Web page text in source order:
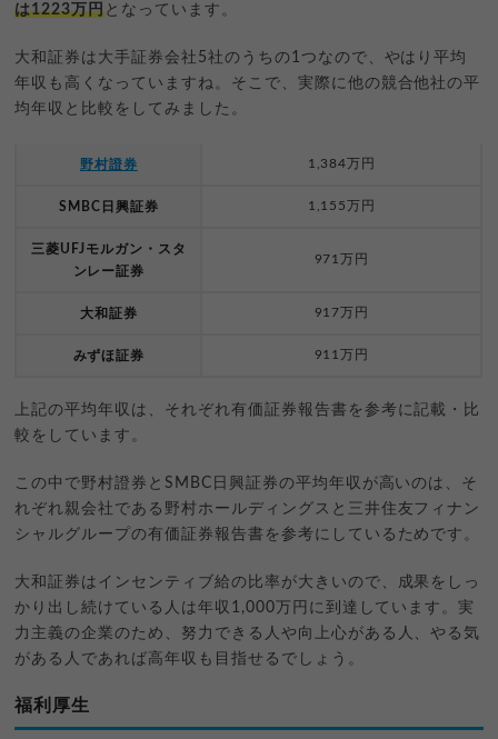
は1223万円となっています。
大和証券は大手証券会社5社のうちの1つなので、やはり平均
年収も高くなっていますね。そこで、実際に他の競合他社の平
均年収と比較をしてみました。
野村證券 1,384万円
SMBC日興証券 1,155万円
三菱UFJモルガン・スタ
ンレー証券
971万円
大和証券 917万円
みずほ証券 911万円
上記の平均年収は、それぞれ有価証券報告書を参考に記載・比
較をしています。
この中で野村證券とSMBC日興証券の平均年収が高いのは、そ
れぞれ親会社である野村ホールディングスと三井住友フィナン
シャルグループの有価証券報告書を参考にしているためです。
大和証券はインセンティブ給の比率が大きいので、成果をしっ
かり出し続けている人は年収1,000万円に到達しています。実
力主義の企業のため、努力できる人や向上心がある人、やる気
がある人であれば高年収も目指せるでしょう。
福利厚生